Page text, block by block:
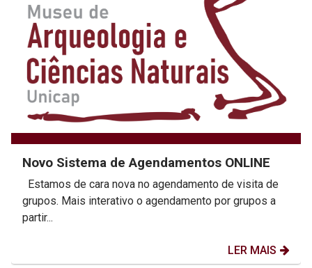
Novo Sistema de Agendamentos ONLINE
grupos. Mais interativo o agendamento por grupos a
partir...
LER MAIS